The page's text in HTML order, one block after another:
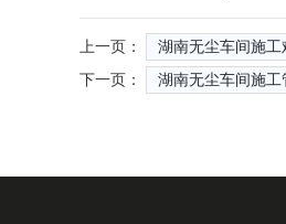
上一页：
湖南无尘车间施工
下一页：
湖南无尘车间施